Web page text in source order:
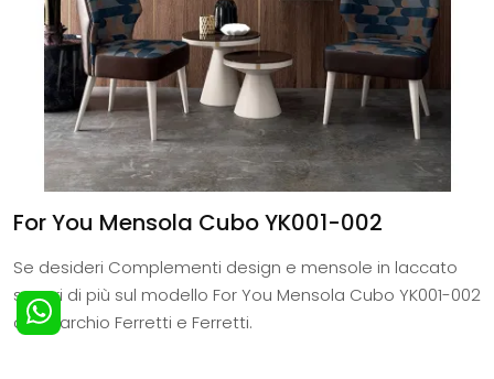
For You Mensola Cubo YK001-002
Se desideri Complementi design e mensole in laccato
scopri di più sul modello For You Mensola Cubo YK001-002
del marchio Ferretti e Ferretti.